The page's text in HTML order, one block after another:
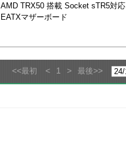
AMD TRX50 搭載 Socket sTR5対応
EATXマザーボード
<<最初 < 1 > 最後>>